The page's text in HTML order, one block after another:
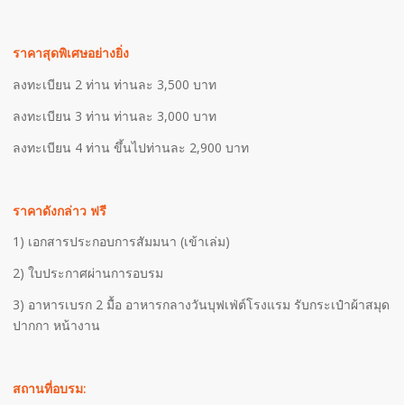
ราคาสุดพิเศษอย่างยิ่ง
ลงทะเบียน 2 ท่าน ท่านละ 3,500 บาท
ลงทะเบียน 3 ท่าน ท่านละ 3,000 บาท
ลงทะเบียน 4 ท่าน ขึ้นไปท่านละ 2,900 บาท
ราคาดังกล่าว ฟรี
1) เอกสารประกอบการสัมมนา (เข้าเล่ม)
2) ใบประกาศผ่านการอบรม
3) อาหารเบรก 2 มื้อ อาหารกลางวันบุฟเฟ่ต์โรงแรม รับกระเป๋าผ้าสมุด
ปากกา หน้างาน
สถานที่อบรม: